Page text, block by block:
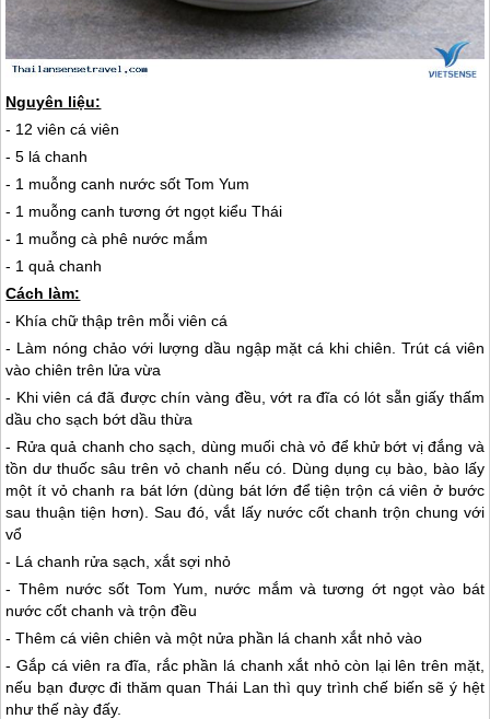
Nguyên liệu:
- 12 viên cá viên
- 5 lá chanh
- 1 muỗng canh nước sốt Tom Yum
- 1 muỗng canh tương ớt ngọt kiểu Thái
- 1 muỗng cà phê nước mắm
- 1 quả chanh
Cách làm:
- Khía chữ thập trên mỗi viên cá
- Làm nóng chảo với lượng dầu ngập mặt cá khi chiên. Trút cá viên
vào chiên trên lửa vừa
- Khi viên cá đã được chín vàng đều, vớt ra đĩa có lót sẵn giấy thấm
dầu cho sạch bớt dầu thừa
- Rửa quả chanh cho sạch, dùng muối chà vỏ để khử bớt vị đắng và
tồn dư thuốc sâu trên vỏ chanh nếu có. Dùng dụng cụ bào, bào lấy
một ít vỏ chanh ra bát lớn (dùng bát lớn để tiện trộn cá viên ở bước
sau thuận tiện hơn). Sau đó, vắt lấy nước cốt chanh trộn chung với
vổ
- Lá chanh rửa sạch, xắt sợi nhỏ
- Thêm nước sốt Tom Yum, nước mắm và tương ớt ngọt vào bát
nước cốt chanh và trộn đều
- Thêm cá viên chiên và một nửa phần lá chanh xắt nhỏ vào
- Gắp cá viên ra đĩa, rắc phần lá chanh xắt nhỏ còn lại lên trên mặt,
nếu bạn được đi thăm quanThái Lan thì quy trình chế biến sẽ ý hệt
như thế này đấy.